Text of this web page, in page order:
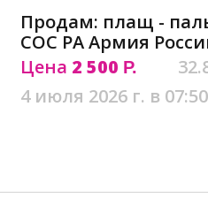
Продам: плащ -
СОС РА Армия
Цена 2 500 Р.
4 июля 2026 г. в 07:50